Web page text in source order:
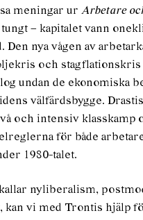
meningar ur Arbetare
tungt – kapitalet vann
Den nya vågen av
och stagflationskris
undan de ekonomiska
välfärdsbygge.
och intensiv klasskamp
för både
1980-talet.
nyliberalism,
kan vi med Trontis hjälp